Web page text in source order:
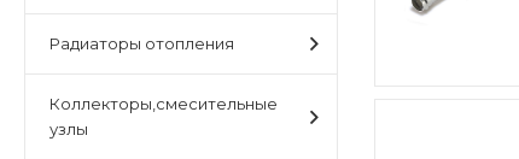
Радиаторы отопления
Коллекторы,смесительные
узлы